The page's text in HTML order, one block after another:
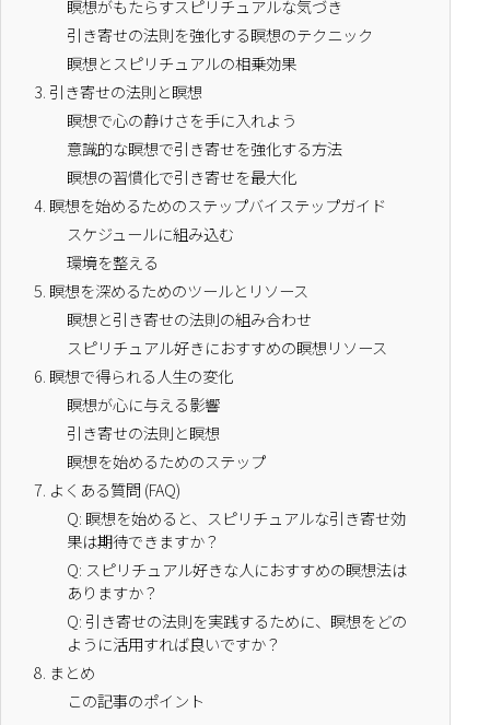
瞑想がもたらすスピリチュアルな気づき
引き寄せの法則を強化する瞑想のテクニック
瞑想とスピリチュアルの相乗効果
3. 引き寄せの法則と瞑想
瞑想で心の静けさを手に入れよう
意識的な瞑想で引き寄せを強化する方法
瞑想の習慣化で引き寄せを最大化
4. 瞑想を始めるためのステップバイステップガイド
スケジュールに組み込む
環境を整える
5. 瞑想を深めるためのツールとリソース
瞑想と引き寄せの法則の組み合わせ
スピリチュアル好きにおすすめの瞑想リソース
6. 瞑想で得られる人生の変化
瞑想が心に与える影響
引き寄せの法則と瞑想
瞑想を始めるためのステップ
7. よくある質問 (FAQ)
Q: 瞑想を始めると、スピリチュアルな引き寄せ効
果は期待できますか？
Q: スピリチュアル好きな人におすすめの瞑想法は
ありますか？
Q: 引き寄せの法則を実践するために、瞑想をどの
ように活用すれば良いですか？
8. まとめ
この記事のポイント